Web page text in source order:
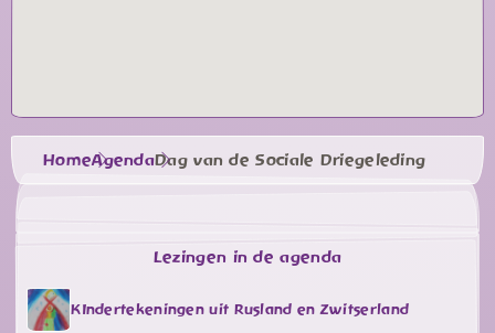
Lezingen in de agenda
KIndertekeningen uit Rusland en Zwitserland
HomeAgendaDag van de Sociale Driegeleding